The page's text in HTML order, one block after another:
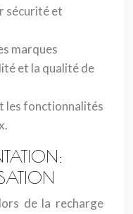
sécurité et
marques
et la qualité de
les fonctionnalités
de la recharge